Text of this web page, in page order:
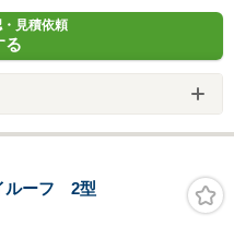
見積依頼
る
ルーフ 2型